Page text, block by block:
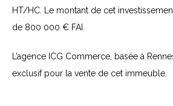
HT/HC. Le montant de cet
de 800 000 € FAI.
L’agence ICG Commerce, basée à
exclusif pour la vente de cet immeuble.